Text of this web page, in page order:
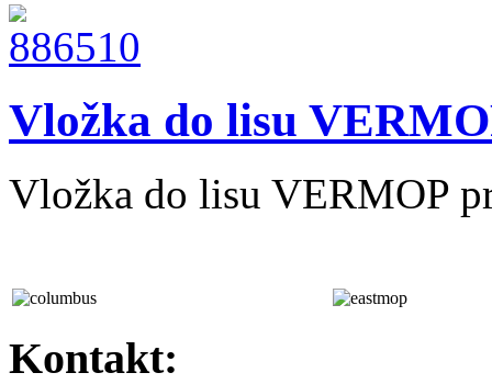
Vložka do lisu
Vložka do lisu VERMOP
Kontakt: